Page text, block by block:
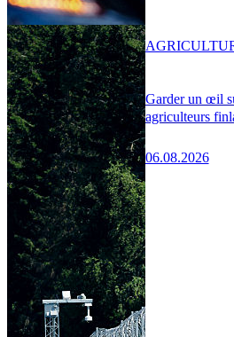
Garder un œil
agriculteurs
06.08.2026